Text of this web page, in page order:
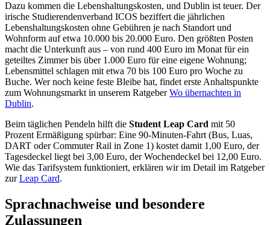
Dazu kommen die Lebenshaltungskosten, und Dublin ist teuer. Der
irische Studierendenverband ICOS beziffert die jährlichen
Lebenshaltungskosten ohne Gebühren je nach Standort und
Wohnform auf etwa 10.000 bis 20.000 Euro. Den größten Posten
macht die Unterkunft aus – von rund 400 Euro im Monat für ein
geteiltes Zimmer bis über 1.000 Euro für eine eigene Wohnung;
Lebensmittel schlagen mit etwa 70 bis 100 Euro pro Woche zu
Buche. Wer noch keine feste Bleibe hat, findet erste Anhaltspunkte
zum Wohnungsmarkt in unserem RatgeberWo übernachten in
Dublin.
Beim täglichen Pendeln hilft die Student Leap Card mit 50
Prozent Ermäßigung spürbar: Eine 90-Minuten-Fahrt (Bus, Luas,
DART oder Commuter Rail in Zone 1) kostet damit 1,00 Euro, der
Tagesdeckel liegt bei 3,00 Euro, der Wochendeckel bei 12,00 Euro.
Wie das Tarifsystem funktioniert, erklären wir im Detail im Ratgeber
zurLeap Card.
Sprachnachweise und besondere
Zulassungen